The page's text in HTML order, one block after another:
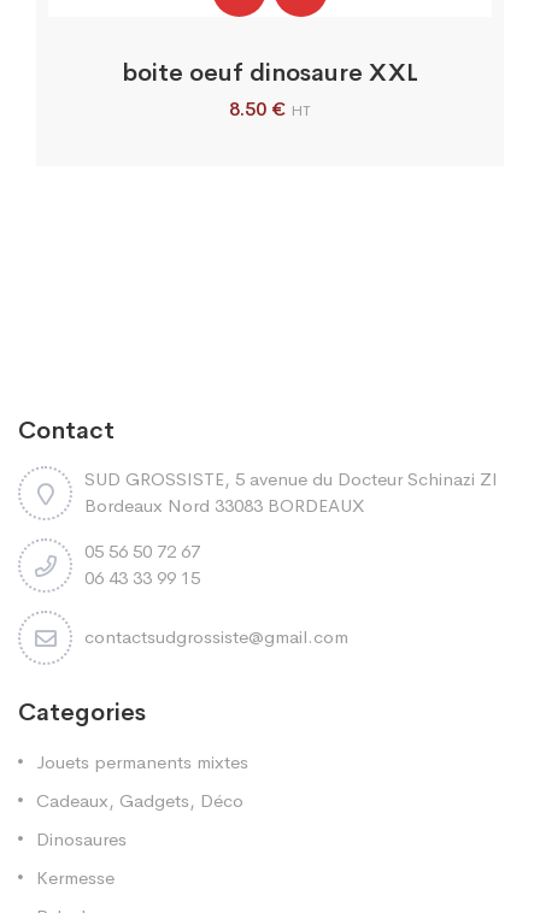
boite oeuf dinosaure XXL
8.50 € HT
Contact
SUD GROSSISTE, 5 avenue du Docteur Schinazi ZI
Bordeaux Nord 33083 BORDEAUX
05 56 50 72 67
06 43 33 99 15
contactsudgrossiste@gmail.com
Categories
Jouets permanents mixtes
Cadeaux, Gadgets, Déco
Dinosaures
Kermesse